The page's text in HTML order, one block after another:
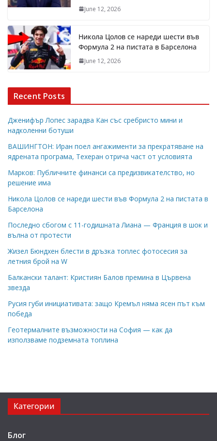
June 12, 2026
Никола Цолов се нареди шести във
Формула 2 на пистата в Барселона
June 12, 2026
Recent Posts
Дженифър Лопес зарадва Кан със сребристо мини и
надколенни ботуши
ВАШИНГТОН: Иран поел ангажименти за прекратяване на
ядрената програма, Техеран отрича част от условията
Марков: Публичните финанси са предизвикателство, но
решение има
Никола Цолов се нареди шести във Формула 2 на пистата в
Барселона
Последно сбогом с 11-годишната Лиана — Франция в шок и
вълна от протести
Жизел Бюндхен блести в дръзка топлес фотосесия за
летния брой на W
Балкански талант: Кристиян Балов премина в Цървена
звезда
Русия губи инициативата: защо Кремъл няма ясен път към
победа
Геотермалните възможности на София — как да
използваме подземната топлина
Категории
Блог